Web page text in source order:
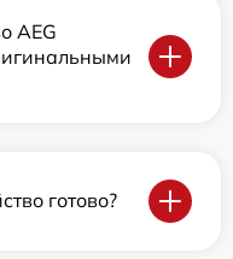
AEG
готово?